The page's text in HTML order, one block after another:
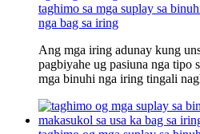
taghimo sa mga suplay sa
nga bag sa iring
Ang mga iring adunay kung
pagbiyahe ug pasiuna nga tipo
mga binuhi nga iring tingali